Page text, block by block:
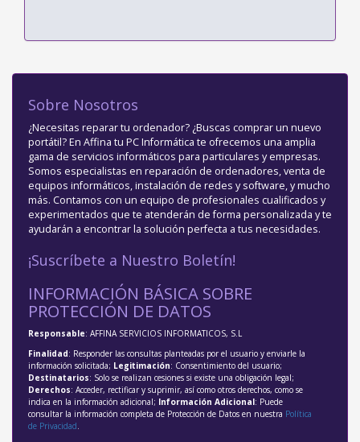
Sobre Nosotros
¿Necesitas reparar tu ordenador? ¿Buscas comprar un nuevo
portátil? En Affina tu PC Informática te ofrecemos una amplia
gama de servicios informáticos para particulares y empresas.
Somos especialistas en reparación de ordenadores, venta de
equipos informáticos, instalación de redes y software, y mucho
más. Contamos con un equipo de profesionales cualificados y
experimentados que te atenderán de forma personalizada y te
ayudarán a encontrar la solución perfecta a tus necesidades.
¡Suscríbete a Nuestro Boletín!
INFORMACIÓN BÁSICA SOBRE
PROTECCIÓN DE DATOS
Responsable: AFFINA SERVICIOS INFORMATICOS, S.L
Finalidad: Responder las consultas planteadas por el usuario y enviarle la
información solicitada; Legitimación: Consentimiento del usuario;
Destinatarios: Solo se realizan cesiones si existe una obligación legal;
Derechos: Acceder, rectificar y suprimir, así como otros derechos, como se
indica en la información adicional; Información Adicional: Puede
consultar la información completa de Protección de Datos en nuestra Política
de Privacidad